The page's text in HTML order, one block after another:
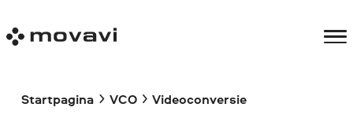
Startpagina VCO Videoconversie